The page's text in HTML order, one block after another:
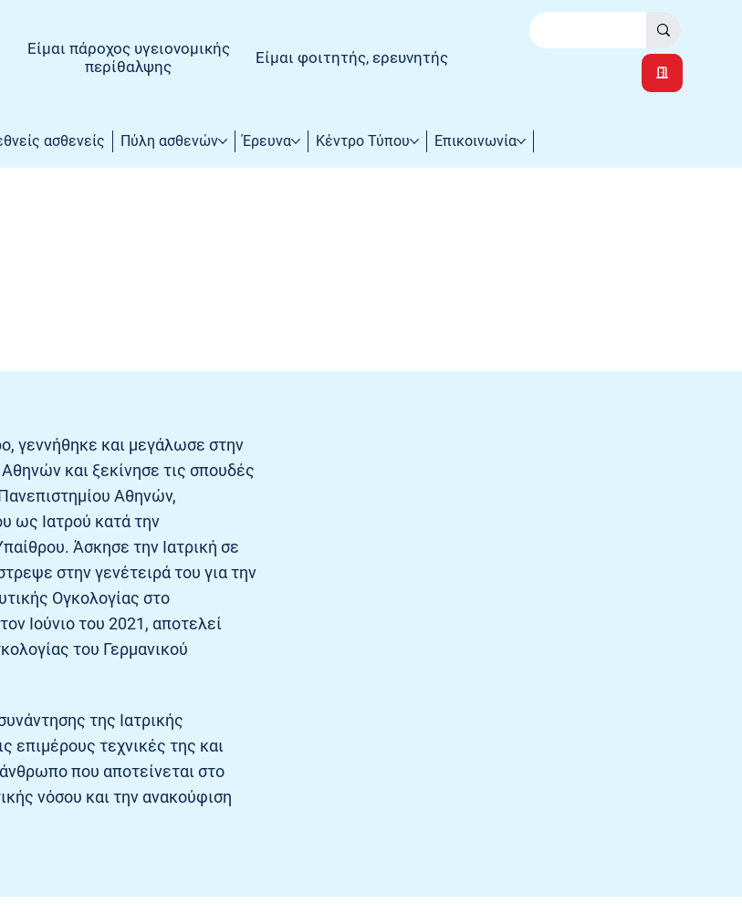
Είμαι πάροχος υγειονομικής
περίθαλψης
Είμαι φοιτητής, ερευνητής
ασθενείς Πύλη ασθενών Έρευνα Κέντρο Τύπου Επικοινωνία
γεννήθηκε και μεγάλωσε στην
και ξεκίνησε τις σπουδές
Αθηνών,
ως Ιατρού κατά την
Άσκησε την Ιατρική σε
στην γενέτειρά του για την
Ογκολογίας στο
Ιούνιο του 2021, αποτελεί
του Γερμανικού
της Ιατρικής
επιμέρους τεχνικές της και
που αποτείνεται στο
νόσου και την ανακούφιση